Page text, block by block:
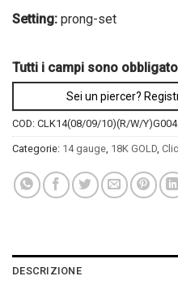
Setting: prong-set
Tutti i campi sono
Sei un piercer?
COD: CLK14(08/09/10)(R/W/Y)G004
Categorie: 14 gauge 18K GOLD
DESCRIZIONE